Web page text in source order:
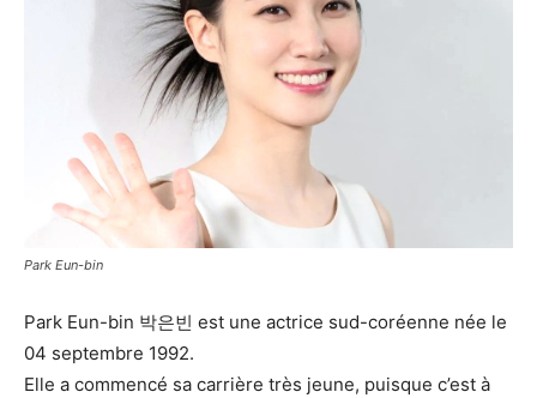
Park Eun-bin
Park Eun-bin 박은빈 est une actrice sud-coréenne née le
04 septembre 1992.
Elle a commencé sa carrière très jeune, puisque c’est à